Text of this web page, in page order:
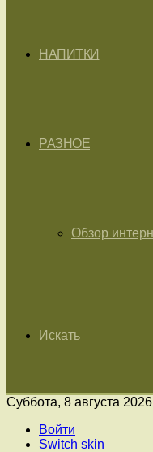
НАПИТКИ
РАЗНОЕ
Обзор
Искать
Суббота, 8 августа 2026
Войти
Switch skin